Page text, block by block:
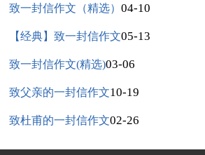
致一封信作文（精选）04-10
【经典】致一封信作文05-13
致一封信作文(精选)03-06
致父亲的一封信作文10-19
致杜甫的一封信作文02-26